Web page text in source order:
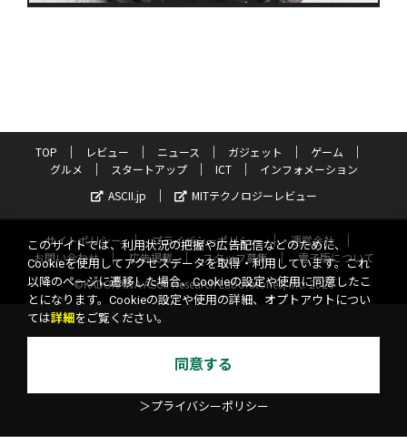
TOP レビュー ニュース ガジェット
ゲーム
グルメ
スタートアップ ICT
インフォメーション
ASCII.jp
MITテクノロジーレビュー
サイトポリシー プライバシーポリシー
運営会社
お問い合わせ
広告掲載 スタッフ募集
電子版について
©KADOKAWA ASCII Research Laboratories, Inc. 2026
このサイトでは、利用状況の把握や広告配信などのために、
Cookieを使用してアクセスデータを取得・利用しています。これ
以降のページに遷移した場合、Cookieの設定や使用に同意したこ
とになります。Cookieの設定や使用の詳細、オプトアウトについ
ては詳細 をご覧ください。
同意する
＞プライバシーポリシー